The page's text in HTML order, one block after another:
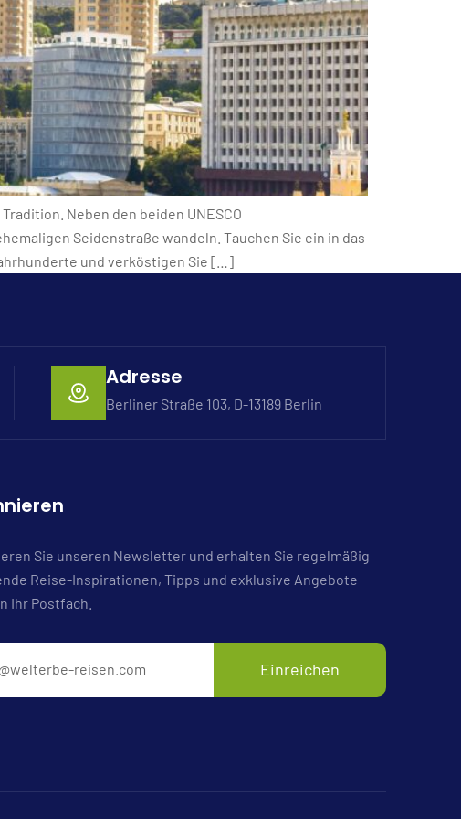
Neben den beiden UNESCO
Seidenstraße wandeln. Tauchen Sie ein in das
und verköstigen Sie […]
Adresse
Berliner Straße 103, D-13189 Berlin
Sie unseren Newsletter und erhalten Sie regelmäßig
Reise-Inspirationen, Tipps und exklusive Angebote
Ihr Postfach.
Einreichen